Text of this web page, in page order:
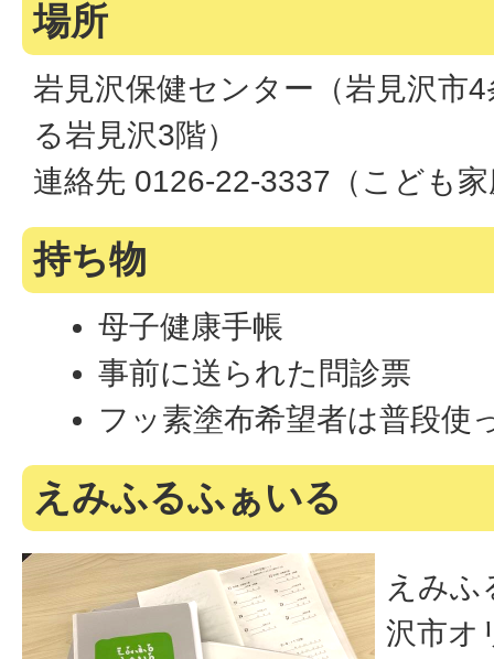
場所
岩見沢保健センター（岩見沢市
る岩見沢3階）
連絡先 0126-22-3337（こども
持ち物
母子健康手帳
事前に送られた問診票
フッ素塗布希望者は普段使
えみふるふぁいる
えみふ
沢市オ